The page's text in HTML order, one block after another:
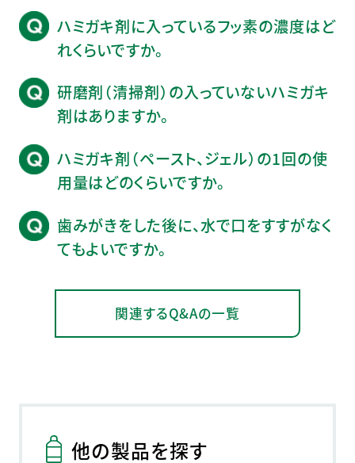
ハミガキ剤に入っているフッ素の濃度はど
れくらいですか。
研磨剤（清掃剤）の入っていないハミガキ
剤はありますか。
ハミガキ剤（ペースト、ジェル）の1回の使
用量はどのくらいですか。
歯みがきをした後に、水で口をすすがなく
てもよいですか。
関連するQ&Aの一覧
他の製品を探す